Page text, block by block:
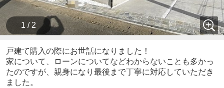
1 / 2
戸建て購入の際にお世話になりました！
家について、ローンについてなどわからないことも多かっ
たのですが、親身になり最後まで丁寧に対応していただき
ました。